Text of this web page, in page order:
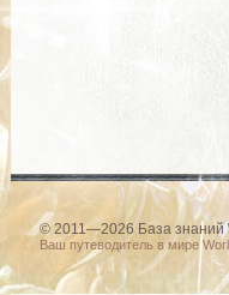
© 2011—2026 База знаний
Ваш путеводитель в мире